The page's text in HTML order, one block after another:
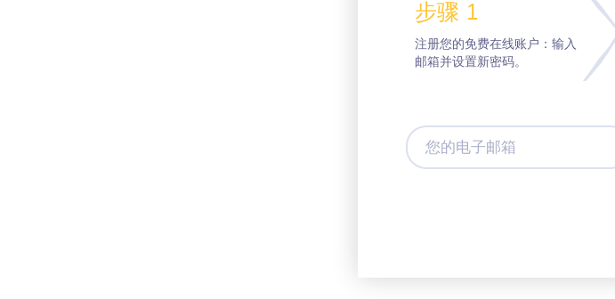
步骤 1
注册您的免费在线账户：输入
邮箱并设置新密码。
您
的
电